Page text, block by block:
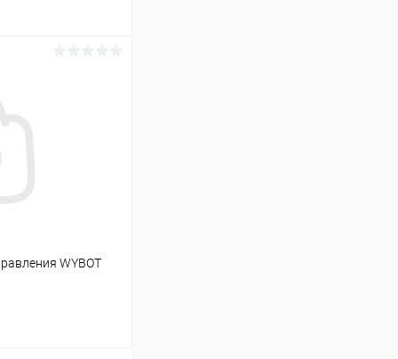
WYBOT